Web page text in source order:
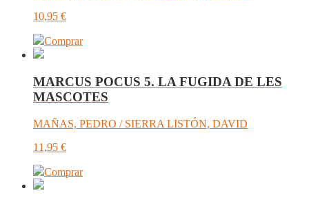
10,95 €
Comprar
MARCUS POCUS 5. LA FUGIDA DE LES
MASCOTES
MAÑAS, PEDRO / SIERRA LISTÓN, DAVID
11,95 €
Comprar